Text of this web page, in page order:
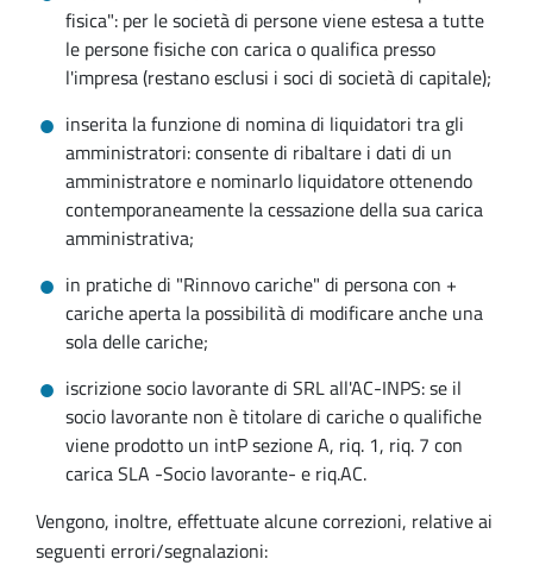
fisica": per le società di persone viene estesa a tutte
le persone fisiche con carica o qualifica presso
l'impresa (restano esclusi i soci di società di capitale);
inserita la funzione di nomina di liquidatori tra gli
amministratori: consente di ribaltare i dati di un
amministratore e nominarlo liquidatore ottenendo
contemporaneamente la cessazione della sua carica
amministrativa;
in pratiche di "Rinnovo cariche" di persona con +
cariche aperta la possibilità di modificare anche una
sola delle cariche;
iscrizione socio lavorante di SRL all'AC-INPS: se il
socio lavorante non è titolare di cariche o qualifiche
viene prodotto un intP sezione A, riq. 1, riq. 7 con
carica SLA -Socio lavorante- e riq.AC.
Vengono, inoltre, effettuate alcune correzioni, relative ai
seguenti errori/segnalazioni: